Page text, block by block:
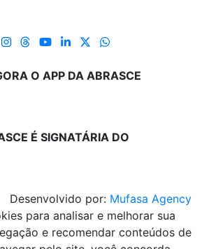
O APP DA ABRASCE
É SIGNATÁRIA DO
Desenvolvido por: Mufasa Agency
para analisar e melhorar sua
e recomendar conteúdos de